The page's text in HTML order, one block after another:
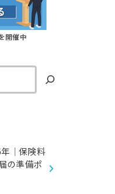
開催中
｜保険料
の準備ポ